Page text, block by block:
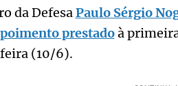
da DefesaPaulo Sérgio
prestadoà
(10/6).